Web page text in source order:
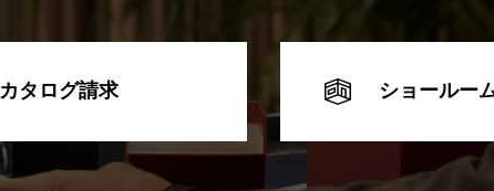
カタログ請求 ショールー